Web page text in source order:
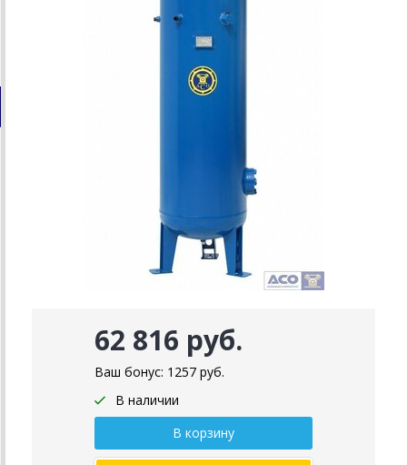
62 816 руб.
Ваш бонус: 1257 руб.
В наличии